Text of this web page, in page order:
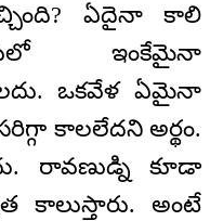
ఏదైనా కాలి
ఇంకేమైనా
ఒకవేళ ఏమైనా
కాలలేదని అర్థం.
రావణుడ్ని కూడా
కాలుస్తారు. అంటే